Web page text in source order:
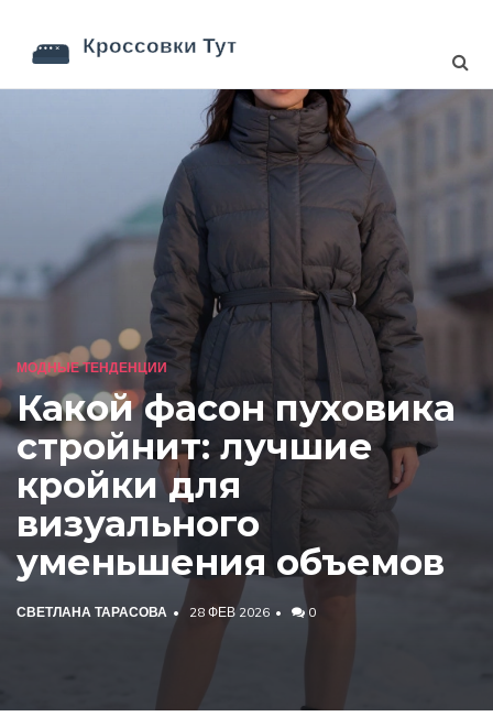
МОДНЫЕ ТЕНДЕНЦИИ
Какой фасон пуховика
стройнит: лучшие
кройки для
визуального
уменьшения объемов
СВЕТЛАНА ТАРАСОВА 28 ФЕВ 2026 0